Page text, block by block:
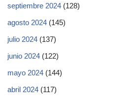
septiembre 2024 (128)
agosto 2024 (145)
julio 2024 (137)
junio 2024 (122)
mayo 2024 (144)
abril 2024 (117)